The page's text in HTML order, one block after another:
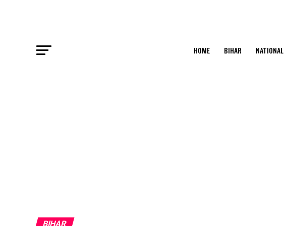
HOME BIHAR NATIONAL
BIHAR